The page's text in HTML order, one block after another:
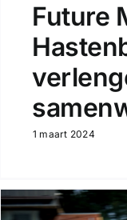
Future
1 maart 2024